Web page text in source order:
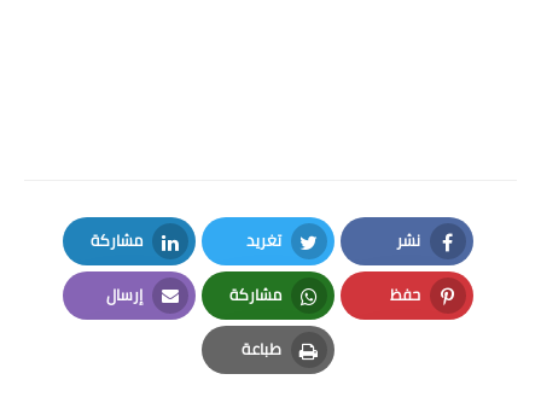
نشر
Facebook
تغريد
Twitter
مشاركة
LinkedIn
حفظ
Pinterest
مشاركة
Whatsapp
إرسال
Email
طباعة
Print